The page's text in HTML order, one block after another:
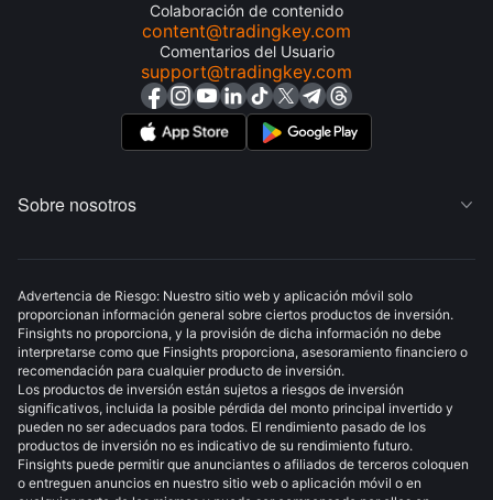
Colaboración de contenido
content@tradingkey.com
Comentarios del Usuario
support@tradingkey.com
Sobre nosotros 
Advertencia de Riesgo: Nuestro sitio web y aplicación móvil solo
proporcionan información general sobre ciertos productos de inversión.
Finsights no proporciona, y la provisión de dicha información no debe
interpretarse como que Finsights proporciona, asesoramiento financiero o
recomendación para cualquier producto de inversión.
Los productos de inversión están sujetos a riesgos de inversión
significativos, incluida la posible pérdida del monto principal invertido y
pueden no ser adecuados para todos. El rendimiento pasado de los
productos de inversión no es indicativo de su rendimiento futuro.
Finsights puede permitir que anunciantes o afiliados de terceros coloquen
o entreguen anuncios en nuestro sitio web o aplicación móvil o en